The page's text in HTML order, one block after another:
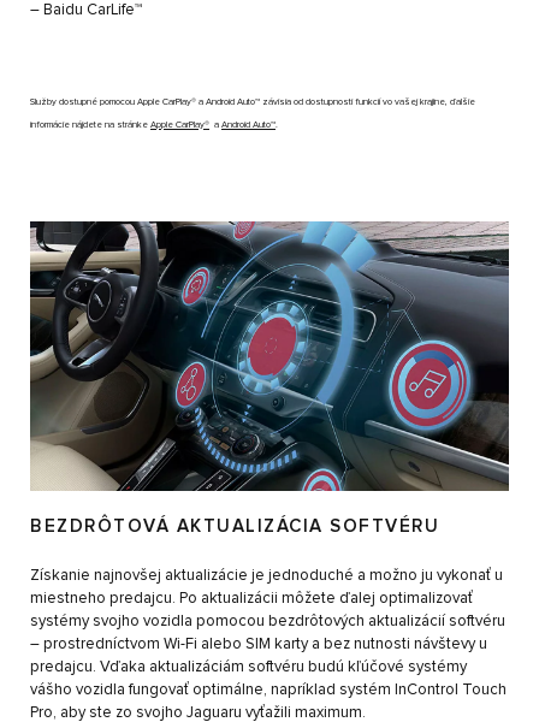
– Baidu CarLife™
Služby dostupné pomocou Apple CarPlay® a Android Auto™ závisia od dostupnosti funkcií vo vašej krajine, ďalšie
informácie nájdete na stránke Apple CarPlay® a Android Auto™.
BEZDRÔTOVÁ AKTUALIZÁCIA SOFTVÉRU
Získanie najnovšej aktualizácie je jednoduché a možno ju vykonať u
miestneho predajcu. Po aktualizácii môžete ďalej optimalizovať
systémy svojho vozidla pomocou bezdrôtových aktualizácií softvéru
– prostredníctvom Wi-Fi alebo SIM karty a bez nutnosti návštevy u
predajcu. Vďaka aktualizáciám softvéru budú kľúčové systémy
vášho vozidla fungovať optimálne, napríklad systém InControl Touch
Pro, aby ste zo svojho Jaguaru vyťažili maximum.